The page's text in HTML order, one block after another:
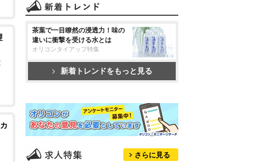
茶葉で一目瞭然の浸透力！味の
違いに衝撃を受ける水とは
オリコンタイアップ特集
新着トレンドをもっと見る
さらに見る